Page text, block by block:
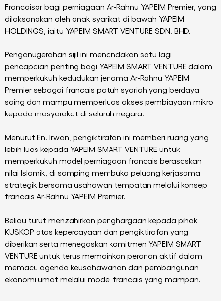
Francaisor bagi perniagaan Ar-Rahnu YAPEIM Premier, yang
dilaksanakan oleh anak syarikat di bawah YAPEIM
HOLDINGS, iaitu YAPEIM SMART VENTURE SDN. BHD.
Penganugerahan sijil ini menandakan satu lagi
pencapaian penting bagi YAPEIM SMART VENTURE dalam
memperkukuh kedudukan jenama Ar-Rahnu YAPEIM
Premier sebagai francais patuh syariah yang berdaya
saing dan mampu memperluas akses pembiayaan mikro
kepada masyarakat di seluruh negara.
Menurut En. Irwan, pengiktirafan ini memberi ruang yang
lebih luas kepada YAPEIM SMART VENTURE untuk
memperkukuh model perniagaan francais berasaskan
nilai Islamik, di samping membuka peluang kerjasama
strategik bersama usahawan tempatan melalui konsep
francais Ar-Rahnu YAPEIM Premier.
Beliau turut menzahirkan penghargaan kepada pihak
KUSKOP atas kepercayaan dan pengiktirafan yang
diberikan serta menegaskan komitmen YAPEIM SMART
VENTURE untuk terus memainkan peranan aktif dalam
memacu agenda keusahawanan dan pembangunan
ekonomi umat melalui model francais yang mampan.